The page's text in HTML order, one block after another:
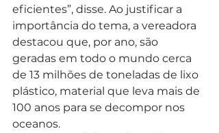
eficientes”, disse. Ao justificar a
importância do tema, a vereadora
destacou que, por ano, são
geradas em todo o mundo cerca
de 13 milhões de toneladas de lixo
plástico, material que leva mais de
100 anos para se decompor nos
oceanos.